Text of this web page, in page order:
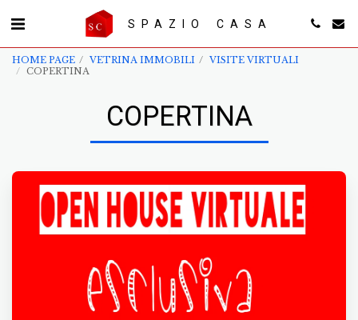
SPAZIO CASA
HOME PAGE VETRINA IMMOBILI
VISITE VIRTUALI
COPERTINA
COPERTINA